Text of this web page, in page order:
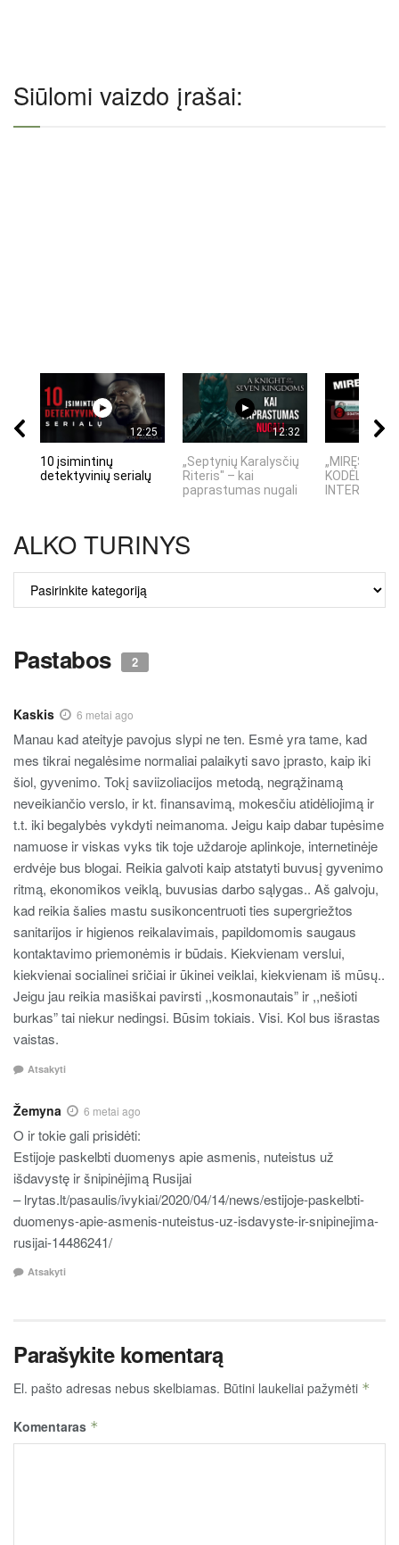
Siūlomi vaizdo įrašai:
12:25
10 įsimintinų
detektyvinių serialų
12:32
„Septynių Karalysčių
Riteris" – kai
paprastumas nugali
„MIRĘS
KODĖL
INTERNETO
ALKO TURINYS
ALKO
TURINYS
Pastabos 2
Kaskis 6 metai ago
Manau kad ateityje pavojus slypi ne ten. Esmė yra tame, kad
mes tikrai negalėsime normaliai palaikyti savo įprasto, kaip iki
šiol, gyvenimo. Tokį saviizoliacijos metodą, negrąžinamą
neveikiančio verslo, ir kt. finansavimą, mokesčiu atidėliojimą ir
t.t. iki begalybės vykdyti neimanoma. Jeigu kaip dabar tupėsime
namuose ir viskas vyks tik toje uždaroje aplinkoje, internetinėje
erdvėje bus blogai. Reikia galvoti kaip atstatyti buvusį gyvenimo
ritmą, ekonomikos veiklą, buvusias darbo sąlygas.. Aš galvoju,
kad reikia šalies mastu susikoncentruoti ties supergriežtos
sanitarijos ir higienos reikalavimais, papildomomis saugaus
kontaktavimo priemonėmis ir būdais. Kiekvienam verslui,
kiekvienai socialinei sričiai ir ūkinei veiklai, kiekvienam iš mūsų..
Jeigu jau reikia masiškai pavirsti ,,kosmonautais” ir ,,nešioti
burkas” tai niekur nedingsi. Būsim tokiais. Visi. Kol bus išrastas
vaistas.
Atsakyti
Žemyna 6 metai ago
O ir tokie gali prisidėti:
Estijoje paskelbti duomenys apie asmenis, nuteistus už
išdavystę ir šnipinėjimą Rusijai
– lrytas.lt/pasaulis/ivykiai/2020/04/14/news/estijoje-paskelbti-
duomenys-apie-asmenis-nuteistus-uz-isdavyste-ir-snipinejima-
rusijai-14486241/
Atsakyti
Parašykite komentarą
El. pašto adresas nebus skelbiamas. Būtini laukeliai pažymėti *
Komentaras *